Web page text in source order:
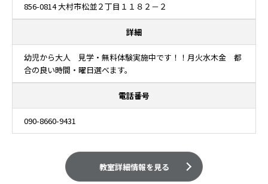
856-0814 大村市松並２丁目１１８２－２
詳細
幼児から大人 見学・無料体験実施中です！！月火水木金 都
合の良い時間・曜日選べます。
電話番号
090-8660-9431
教室詳細情報を見る